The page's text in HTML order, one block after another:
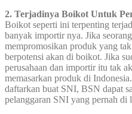
2. Terjadinya Boikot Untuk
Boikot seperti ini terpenting
banyak importir nya. Jika
mempromosikan produk yang
berpotensi akan di boikot. Jika
perusahaan dan importir itu tak
memasarkan produk di
daftarkan buat SNI, BSN dapat
pelanggaran SNI yang pernah di